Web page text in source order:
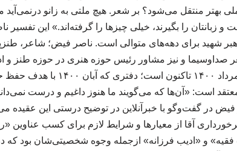
بهتر منتقل می‌شود؟ بر شعر. هیچ ملتی به زانو درنمی‌آید
را بگیرند، خیلی چیزها را گرفته‌اند.» این تفسیر
شهید برای دهه‌های متوالی است. ناصر فیض؛ شاعر،
و نیز مشاور رئیس حوزه هنری در حوزه طنز و
فارسی و مدیر دفتر حفظ و اشاعه زبان فارسی از مرداد ۱۴۰۰ تاکنون است؛
است: «آن‌ها که می‌گویند ما هنوز داغیم و درست
در گفت‌وگو با خبرآنلاین در توضیح درستی این عقیده
آقا از معیارها و شرایط لازم برای کسب عناوین
و «ادیب فرزانه» ازجمله وجوه شخصیتی‌شان بود که